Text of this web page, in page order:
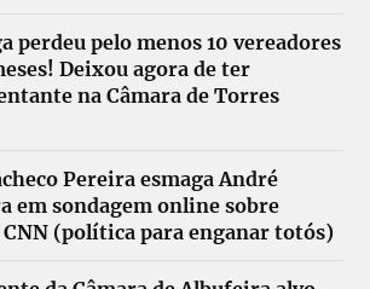
perdeu pelo menos 10 vereadores
Deixou agora de ter
na Câmara de Torres
Pereira esmaga André
em sondagem online sobre
CNN (política para enganar totós)